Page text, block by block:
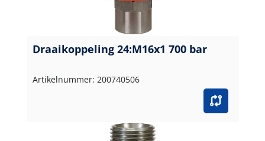
Draaikoppeling 24:M16x1 700 bar
Artikelnummer: 200740506